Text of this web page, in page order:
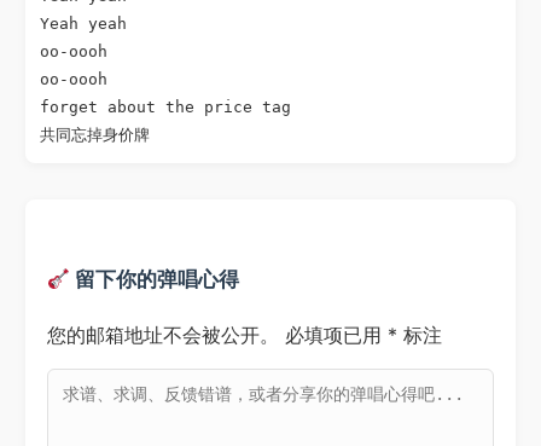
Yeah yeah
oo-oooh
oo-oooh
forget about the price tag
留下你的弹唱心得
您的邮箱地址不会被公开。 必填项已用 * 标注